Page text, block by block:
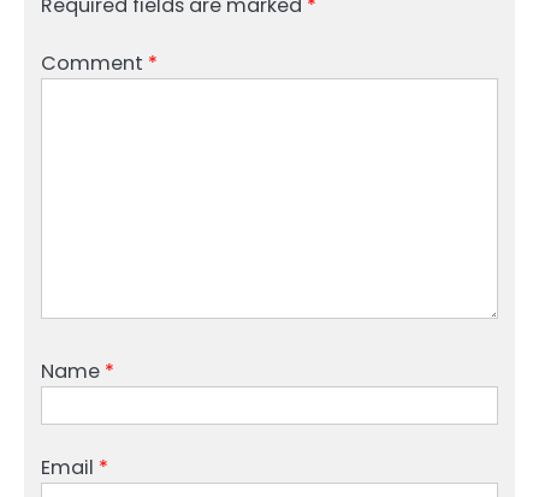
Required fields are marked *
Comment *
Name *
Email *